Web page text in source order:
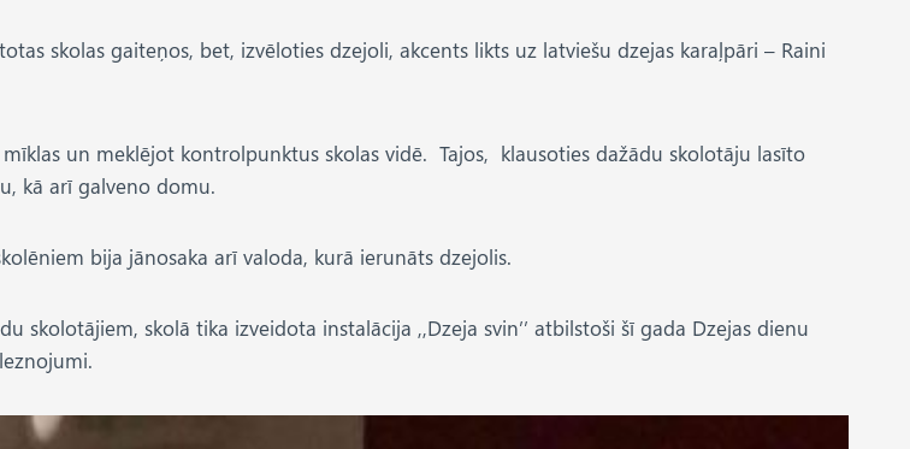
skolas gaiteņos, bet, izvēloties dzejoli, akcents likts uz latviešu dzejas karaļpāri – Raini
un meklējot kontrolpunktus skolas vidē. Tajos, klausoties dažādu skolotāju lasīto
kā arī galveno domu.
bija jānosaka arī valoda, kurā ierunāts dzejolis.
skolā tika izveidota instalācija ,,Dzeja svin’’ atbilstoši šī gada Dzejas dienu